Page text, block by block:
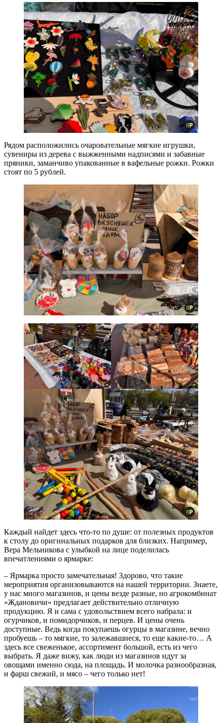
Рядом расположились очаровательные мягкие игрушки,
сувениры из дерева с выжженными надписями и забавные
пряники, заманчиво упакованные в вафельные рожки. Рожки
стоят по 5 рублей.
Каждый найдет здесь что-то по душе: от полезных продуктов
к столу до оригинальных подарков для близких. Например,
Вера Мельникова с улыбкой на лице поделилась
впечатлениями о ярмарке:
– Ярмарка просто замечательная! Здорово, что такие
мероприятия организовываются на нашей территории. Знаете,
у нас много магазинов, и цены везде разные, но агрокомбинат
«Ждановичи» предлагает действительно отличную
продукцию. Я и сама с удовольствием всего набрала: и
огурчиков, и помидорчиков, и перцев. И цены очень
доступные. Ведь когда покупаешь огурцы в магазине, вечно
пробуешь – то мягкие, то залежавшиеся, то еще какие-то… А
здесь все свеженькое, ассортимент большой, есть из чего
выбрать. Я даже вижу, как люди из магазинов идут за
овощами именно сюда, на площадь. И молочка разнообразная,
и фарш свежий, и мясо – чего только нет!